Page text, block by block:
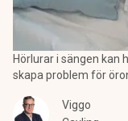
Hörlurar i sängen kan
skapa problem för
Viggo